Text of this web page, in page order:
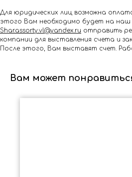
Для юридических лиц возможна
этого Вам необходимо будет на наш
Shar.assorty.vl@yandex.ru отправить
компании для выставления счета и
После этого, Вам выставят счет.
Вам может